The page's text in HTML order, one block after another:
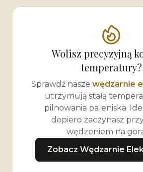
Wolisz precyzyjną
temperatury?
Sprawdź nasze wędzarnie
utrzymują stałą
pilnowania paleniska.
dopiero zaczynasz
wędzeniem na
Zobacz Wędzarnie